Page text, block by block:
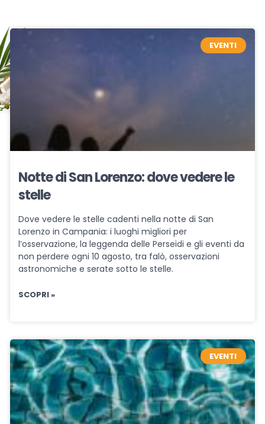
EVENTI
Notte di San Lorenzo: dove vedere le
stelle
Dove vedere le stelle cadenti nella notte di San
Lorenzo in Campania: i luoghi migliori per
l’osservazione, la leggenda delle Perseidi e gli eventi da
non perdere ogni 10 agosto, tra falò, osservazioni
astronomiche e serate sotto le stelle.
SCOPRI »
EVENTI